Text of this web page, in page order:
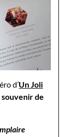
d’Un Joli
de